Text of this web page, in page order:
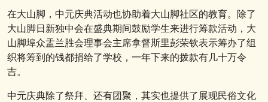
在大山脚，中元庆典活动也协助着大山脚社区的教育。除了
大山脚日新独中会在盛典期间鼓励学生来进行筹款活动，大
山脚埠众盂兰胜会理事会主席拿督斯里彭荣钦表示筹办了组
织将筹到的钱都捐给了学校，一年下来的拨款有几十万令
吉。
中元庆典除了祭拜、还有团聚，其实也提供了展现民俗文化